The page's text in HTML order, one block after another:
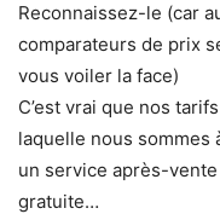
Reconnaissez-le (car
comparateurs de prix
vous voiler la face)
C’est vrai que nos
laquelle nous sommes
un service après-
gratuite…